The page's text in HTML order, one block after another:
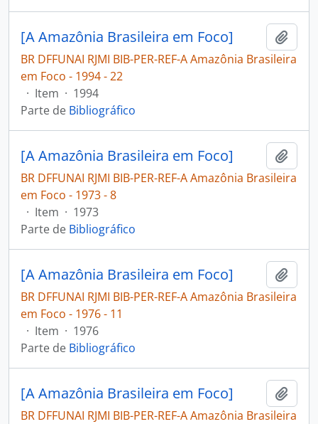
[A Amazônia Brasileira em Foco]
BR DFFUNAI RJMI BIB-PER-REF-A Amazônia Brasileira
em Foco - 1994 - 22
· Item · 1994
Parte de Bibliográfico
[A Amazônia Brasileira em Foco]
BR DFFUNAI RJMI BIB-PER-REF-A Amazônia Brasileira
em Foco - 1973 - 8
· Item · 1973
Parte de Bibliográfico
[A Amazônia Brasileira em Foco]
BR DFFUNAI RJMI BIB-PER-REF-A Amazônia Brasileira
em Foco - 1976 - 11
· Item · 1976
Parte de Bibliográfico
[A Amazônia Brasileira em Foco]
BR DFFUNAI RJMI BIB-PER-REF-A Amazônia Brasileira